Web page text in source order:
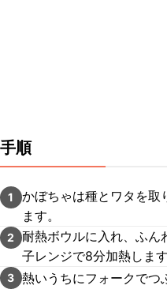
手順
1
かぼちゃは種とワタを取
ます。
2
耐熱ボウルに入れ、ふ
子レンジで8分加熱します
3 熱いうちにフォークでつ